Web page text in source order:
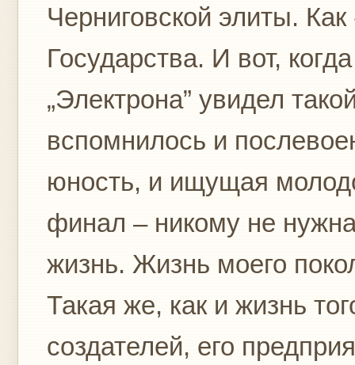
Черниговской элиты.
Государства. И вот,
„Электрона” увидел
вспомнилось и
юность, и ищущая
финал – никому не
жизнь. Жизнь моего
Такая же, как и жизнь
создателей, его